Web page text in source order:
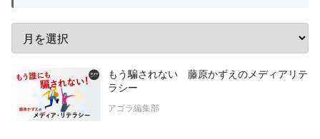
もう騙されない 藤原かずえのメディアリテ
ラシー
アゴラ編集部